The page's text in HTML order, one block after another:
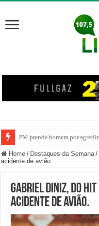
PM prende homem por
Home / Destaques da Semana /
acidente de avião.
Gabriel Diniz, do
acidente de avião.